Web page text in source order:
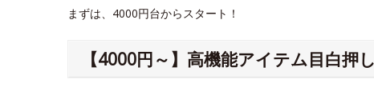
まずは、4000円台からスタート！
【4000円～】高機能アイテム目白押